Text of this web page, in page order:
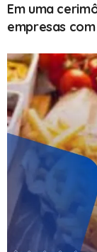
Em uma
empresas